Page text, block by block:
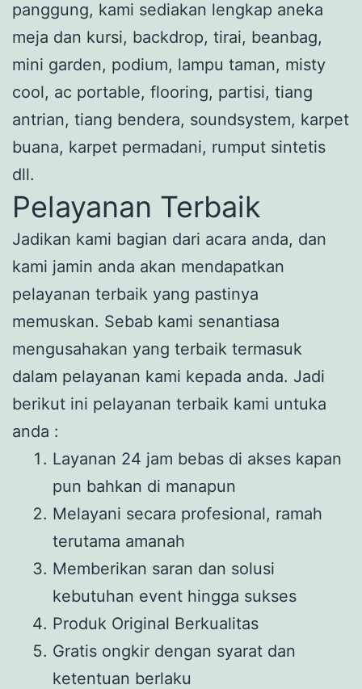
panggung, kami sediakan lengkap aneka
meja dan kursi, backdrop, tirai, beanbag,
mini garden, podium, lampu taman, misty
cool, ac portable, flooring, partisi, tiang
antrian, tiang bendera, soundsystem, karpet
buana, karpet permadani, rumput sintetis
dll.
Pelayanan Terbaik
Jadikan kami bagian dari acara anda, dan
kami jamin anda akan mendapatkan
pelayanan terbaik yang pastinya
memuskan. Sebab kami senantiasa
mengusahakan yang terbaik termasuk
dalam pelayanan kami kepada anda. Jadi
berikut ini pelayanan terbaik kami untuka
anda :
Layanan 24 jam bebas di akses kapan
pun bahkan di manapun
Melayani secara profesional, ramah
terutama amanah
Memberikan saran dan solusi
kebutuhan event hingga sukses
Produk Original Berkualitas
Gratis ongkir dengan syarat dan
ketentuan berlaku